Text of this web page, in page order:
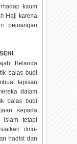
kaum
Haji karena
pejuangan
Belanda
balas budi
lapisan
dalam
balas budi
kepada
Islam tetapi
ilmu-
hadist dan